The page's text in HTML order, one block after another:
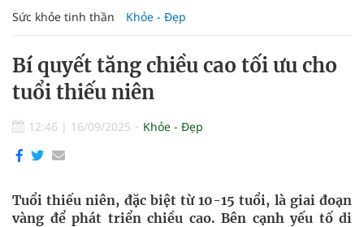
Sức khỏe tinh thần Khỏe - Đẹp
Bí quyết tăng chiều cao tối ưu cho
tuổi thiếu niên
12:46 | 16/09/2025 Khỏe - Đẹp
Tuổi thiếu niên, đặc biệt từ 10-15 tuổi, là giai đoạn
vàng để phát triển chiều cao. Bên cạnh yếu tố di